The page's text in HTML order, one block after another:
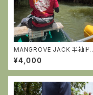
MANGROVE JACK 半袖ド
イTシャツ・バーガンディー
¥4,000